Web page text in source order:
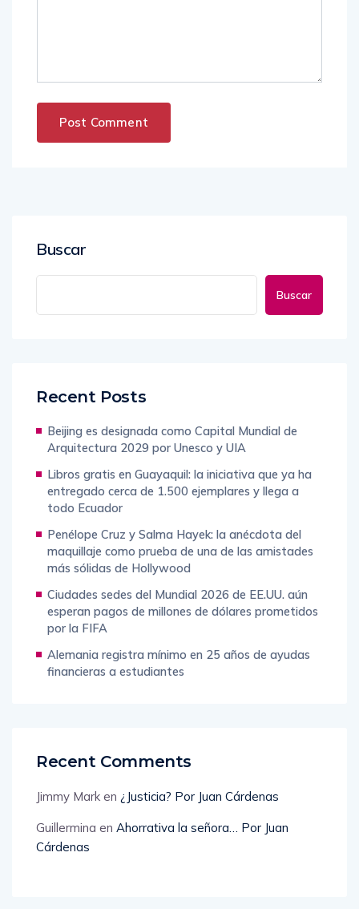
Buscar
Buscar
Recent Posts
Beijing es designada como Capital Mundial de
Arquitectura 2029 por Unesco y UIA
Libros gratis en Guayaquil: la iniciativa que ya ha
entregado cerca de 1.500 ejemplares y llega a
todo Ecuador
Penélope Cruz y Salma Hayek: la anécdota del
maquillaje como prueba de una de las amistades
más sólidas de Hollywood
Ciudades sedes del Mundial 2026 de EE.UU. aún
esperan pagos de millones de dólares prometidos
por la FIFA
Alemania registra mínimo en 25 años de ayudas
financieras a estudiantes
Recent Comments
Jimmy Mark en ¿Justicia? Por Juan Cárdenas
Guillermina en Ahorrativa la señora… Por Juan
Cárdenas